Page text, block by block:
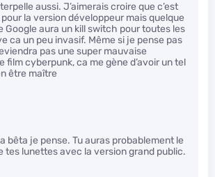
aussi. J’aimerais croire que c’est
la version développeur mais quelque
Google aura un kill switch pour toutes les
ca un peu invasif. Même si je pense pas
pas une super mauvaise
film cyberpunk, ca me gène d’avoir un tel
être maître
bêta je pense. Tu auras probablement le
tes lunettes avec la version grand public.